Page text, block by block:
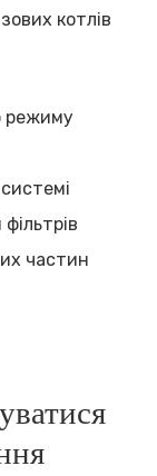
котлів
режиму
частин